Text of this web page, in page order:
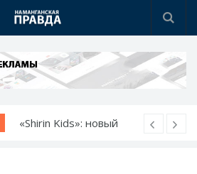
детский сад - новые